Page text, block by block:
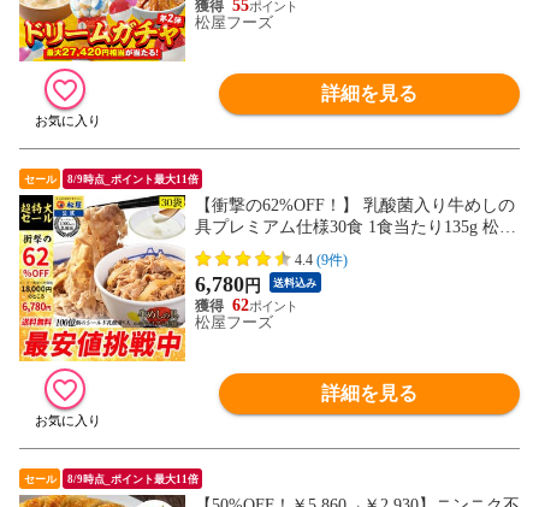
食 ご飯のお供
55
松屋フーズ
詳細を見る
セール 8/9時点_ポイント最大11倍
【衝撃の62%OFF！】 乳酸菌入り牛めしの
具プレミアム仕様30食 1食当たり135g 松屋
牛丼 非常食
4.4 (9件)
6,780円 送料込み
62
松屋フーズ
詳細を見る
セール 8/9時点_ポイント最大11倍